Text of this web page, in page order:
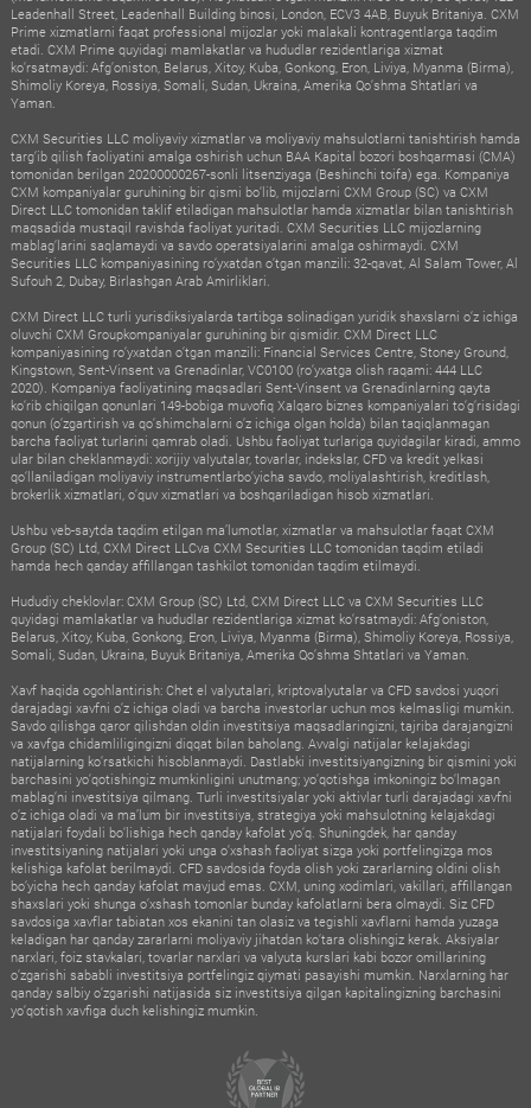
Leadenhall Street, Leadenhall Building binosi, London, ECV3 4AB, Buyuk Britaniya. CXM
Prime xizmatlarni faqat professional mijozlar yoki malakali kontragentlarga taqdim
etadi. CXM Prime quyidagi mamlakatlar va hududlar rezidentlariga xizmat
ko‘rsatmaydi: Afg‘oniston, Belarus, Xitoy, Kuba, Gonkong, Eron, Liviya, Myanma (Birma),
Shimoliy Koreya, Rossiya, Somali, Sudan, Ukraina, Amerika Qo‘shma Shtatlari va
Yaman.
CXM Securities LLC moliyaviy xizmatlar va moliyaviy mahsulotlarni tanishtirish hamda
targ‘ib qilish faoliyatini amalga oshirish uchun BAA Kapital bozori boshqarmasi (CMA)
tomonidan berilgan 20200000267-sonli litsenziyaga (Beshinchi toifa) ega. Kompaniya
CXM kompaniyalar guruhining bir qismi bo‘lib, mijozlarni CXM Group (SC) va CXM
Direct LLC tomonidan taklif etiladigan mahsulotlar hamda xizmatlar bilan tanishtirish
maqsadida mustaqil ravishda faoliyat yuritadi. CXM Securities LLC mijozlarning
mablag‘larini saqlamaydi va savdo operatsiyalarini amalga oshirmaydi. CXM
Securities LLC kompaniyasining ro‘yxatdan o‘tgan manzili: 32-qavat, Al Salam Tower, Al
Sufouh 2, Dubay, Birlashgan Arab Amirliklari.
CXM Direct LLC turli yurisdiksiyalarda tartibga solinadigan yuridik shaxslarni o‘z ichiga
oluvchi CXM Groupkompaniyalar guruhining bir qismidir. CXM Direct LLC
kompaniyasining ro‘yxatdan o‘tgan manzili: Financial Services Centre, Stoney Ground,
Kingstown, Sent-Vinsent va Grenadinlar, VC0100 (ro‘yxatga olish raqami: 444 LLC
2020). Kompaniya faoliyatining maqsadlari Sent-Vinsent va Grenadinlarning qayta
ko‘rib chiqilgan qonunlari 149-bobiga muvofiq Xalqaro biznes kompaniyalari to‘g‘risidagi
qonun (o‘zgartirish va qo‘shimchalarni o‘z ichiga olgan holda) bilan taqiqlanmagan
barcha faoliyat turlarini qamrab oladi. Ushbu faoliyat turlariga quyidagilar kiradi, ammo
ular bilan cheklanmaydi: xorijiy valyutalar, tovarlar, indekslar, CFD va kredit yelkasi
qo‘llaniladigan moliyaviy instrumentlarbo‘yicha savdo, moliyalashtirish, kreditlash,
brokerlik xizmatlari, o‘quv xizmatlari va boshqariladigan hisob xizmatlari.
Ushbu veb-saytda taqdim etilgan ma’lumotlar, xizmatlar va mahsulotlar faqat CXM
Group (SC) Ltd, CXM Direct LLCva CXM Securities LLC tomonidan taqdim etiladi
hamda hech qanday affillangan tashkilot tomonidan taqdim etilmaydi.
Hududiy cheklovlar: CXM Group (SC) Ltd, CXM Direct LLC va CXM Securities LLC
quyidagi mamlakatlar va hududlar rezidentlariga xizmat ko‘rsatmaydi: Afg‘oniston,
Belarus, Xitoy, Kuba, Gonkong, Eron, Liviya, Myanma (Birma), Shimoliy Koreya, Rossiya,
Somali, Sudan, Ukraina, Buyuk Britaniya, Amerika Qo‘shma Shtatlari va Yaman.
Xavf haqida ogohlantirish: Chet el valyutalari, kriptovalyutalar va CFD savdosi yuqori
darajadagi xavfni o‘z ichiga oladi va barcha investorlar uchun mos kelmasligi mumkin.
Savdo qilishga qaror qilishdan oldin investitsiya maqsadlaringizni, tajriba darajangizni
va xavfga chidamliligingizni diqqat bilan baholang. Avvalgi natijalar kelajakdagi
natijalarning ko‘rsatkichi hisoblanmaydi. Dastlabki investitsiyangizning bir qismini yoki
barchasini yo‘qotishingiz mumkinligini unutmang; yo‘qotishga imkoningiz bo‘lmagan
mablag‘ni investitsiya qilmang. Turli investitsiyalar yoki aktivlar turli darajadagi xavfni
o‘z ichiga oladi va ma’lum bir investitsiya, strategiya yoki mahsulotning kelajakdagi
natijalari foydali bo‘lishiga hech qanday kafolat yo‘q. Shuningdek, har qanday
investitsiyaning natijalari yoki unga o‘xshash faoliyat sizga yoki portfelingizga mos
kelishiga kafolat berilmaydi. CFD savdosida foyda olish yoki zararlarning oldini olish
bo‘yicha hech qanday kafolat mavjud emas. CXM, uning xodimlari, vakillari, affillangan
shaxslari yoki shunga o‘xshash tomonlar bunday kafolatlarni bera olmaydi. Siz CFD
savdosiga xavflar tabiatan xos ekanini tan olasiz va tegishli xavflarni hamda yuzaga
keladigan har qanday zararlarni moliyaviy jihatdan ko‘tara olishingiz kerak. Aksiyalar
narxlari, foiz stavkalari, tovarlar narxlari va valyuta kurslari kabi bozor omillarining
o‘zgarishi sababli investitsiya portfelingiz qiymati pasayishi mumkin. Narxlarning har
qanday salbiy o‘zgarishi natijasida siz investitsiya qilgan kapitalingizning barchasini
yo‘qotish xavfiga duch kelishingiz mumkin.